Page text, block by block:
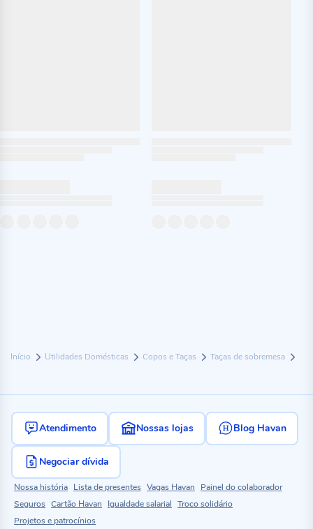
Início Utilidades Domésticas Copos e Taças Taças de sobremesa
Atendimento Nossas lojas Blog Havan
Negociar dívida
Nossa história Lista de presentes Vagas Havan
Painel do colaborador
Seguros Cartão Havan Igualdade salarial Troco solidário
Projetos e patrocínios